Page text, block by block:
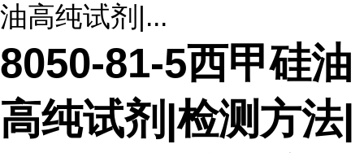
油高纯试剂|...
8050-81-5西甲硅油
高纯试剂|检测方法|